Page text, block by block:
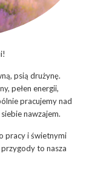
psią drużynę.
pełen energii,
pracujemy nad
nawzajem.
pracy i świetnymi
to nasza